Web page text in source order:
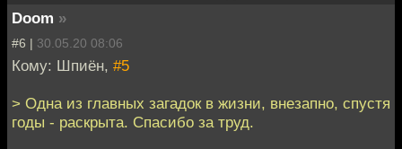
Doom »
#6 | 30.05.20 08:06
Кому: Шпиён, #5
> Одна из главных загадок в жизни, внезапно, спустя
годы - раскрыта. Спасибо за труд.